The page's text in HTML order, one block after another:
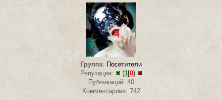
Группа: Посетители
Репутация:
(1| 0)
Публикаций: 40
Комментариев: 742